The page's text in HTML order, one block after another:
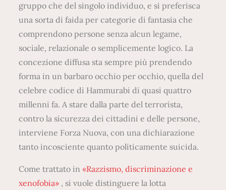
gruppo che del singolo individuo, e si preferisca
una sorta di faida per categorie di fantasia che
comprendono persone senza alcun legame,
sociale, relazionale o semplicemente logico. La
concezione diffusa sta sempre più prendendo
forma in un barbaro occhio per occhio, quella del
celebre codice di Hammurabi di quasi quattro
millenni fa. A stare dalla parte del terrorista,
contro la sicurezza dei cittadini e delle persone,
interviene Forza Nuova, con una dichiarazione
tanto incosciente quanto politicamente suicida.
Come trattato in«Razzismo, discriminazione e
xenofobia» , si vuole distinguere la lotta